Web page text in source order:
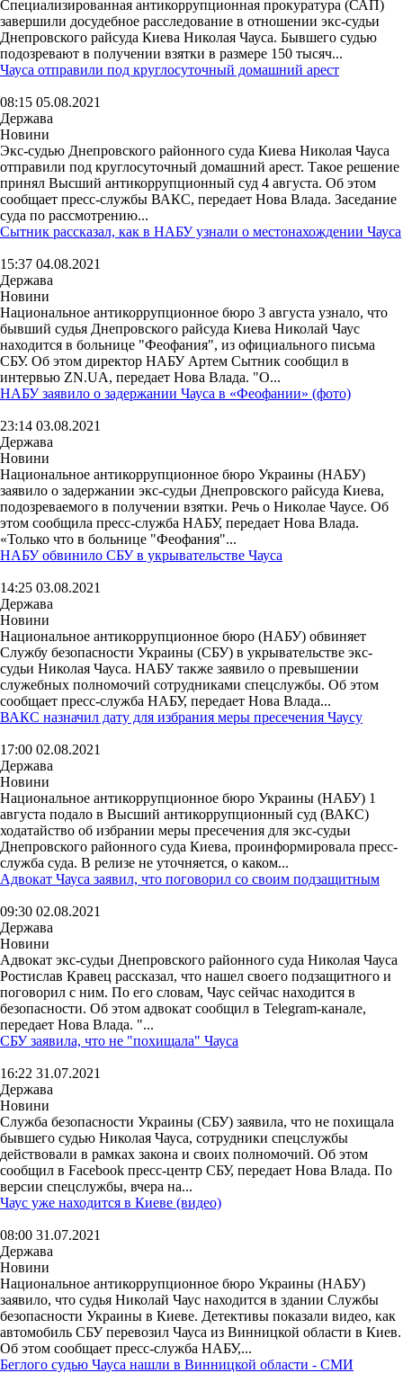
Специализированная антикоррупционная прокуратура (САП)
завершили досудебное расследование в отношении экс-судьи
Днепровского райсуда Киева Николая Чауса. Бывшего судью
подозревают в получении взятки в размере 150 тысяч...
Чауса отправили под круглосуточный домашний арест
08:15 05.08.2021
Держава
Новини
Экс-судью Днепровского районного суда Киева Николая Чауса
отправили под круглосуточный домашний арест. Такое решение
принял Высший антикоррупционный суд 4 августа. Об этом
сообщает пресс-службы ВАКС, передает Нова Влада. Заседание
суда по рассмотрению...
Сытник рассказал, как в НАБУ узнали о местонахождении Чауса
15:37 04.08.2021
Держава
Новини
Национальное антикоррупционное бюро 3 августа узнало, что
бывший судья Днепровского райсуда Киева Николай Чаус
находится в больнице "Феофания", из официального письма
СБУ. Об этом директор НАБУ Артем Сытник сообщил в
интервью ZN.UA, передает Нова Влада. "О...
НАБУ заявило о задержании Чауса в «Феофании» (фото)
23:14 03.08.2021
Держава
Новини
Национальное антикоррупционное бюро Украины (НАБУ)
заявило о задержании экс-судьи Днепровского райсуда Киева,
подозреваемого в получении взятки. Речь о Николае Чаусе. Об
этом сообщила пресс-служба НАБУ, передает Нова Влада.
«Только что в больнице "Феофания"...
НАБУ обвинило СБУ в укрывательстве Чауса
14:25 03.08.2021
Держава
Новини
Национальное антикоррупционное бюро (НАБУ) обвиняет
Службу безопасности Украины (СБУ) в укрывательстве экс-
судьи Николая Чауса. НАБУ также заявило о превышении
служебных полномочий сотрудниками спецслужбы. Об этом
сообщает пресс-служба НАБУ, передает Нова Влада...
ВАКС назначил дату для избрания меры пресечения Чаусу
17:00 02.08.2021
Держава
Новини
Национальное антикоррупционное бюро Украины (НАБУ) 1
августа подало в Высший антикоррупционный суд (ВАКС)
ходатайство об избрании меры пресечения для экс-судьи
Днепровского районного суда Киева, проинформировала пресс-
служба суда. В релизе не уточняется, о каком...
Адвокат Чауса заявил, что поговорил со своим подзащитным
09:30 02.08.2021
Держава
Новини
Адвокат экс-судьи Днепровского районного суда Николая Чауса
Ростислав Кравец рассказал, что нашел своего подзащитного и
поговорил с ним. По его словам, Чаус сейчас находится в
безопасности. Об этом адвокат сообщил в Telegram-канале,
передает Нова Влада. "...
СБУ заявила, что не "похищала" Чауса
16:22 31.07.2021
Держава
Новини
Служба безопасности Украины (СБУ) заявила, что не похищала
бывшего судью Николая Чауса, сотрудники спецслужбы
действовали в рамках закона и своих полномочий. Об этом
сообщил в Facebook пресс-центр СБУ, передает Нова Влада. По
версии спецслужбы, вчера на...
Чаус уже находится в Киеве (видео)
08:00 31.07.2021
Держава
Новини
Национальное антикоррупционное бюро Украины (НАБУ)
заявило, что судья Николай Чаус находится в здании Службы
безопасности Украины в Киеве. Детективы показали видео, как
автомобиль СБУ перевозил Чауса из Винницкой области в Киев.
Об этом сообщает пресс-служба НАБУ,...
Беглого судью Чауса нашли в Винницкой области - СМИ